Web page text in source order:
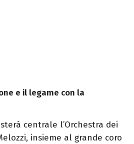
e il legame con la
centrale l’Orchestra dei
insieme al grande coro